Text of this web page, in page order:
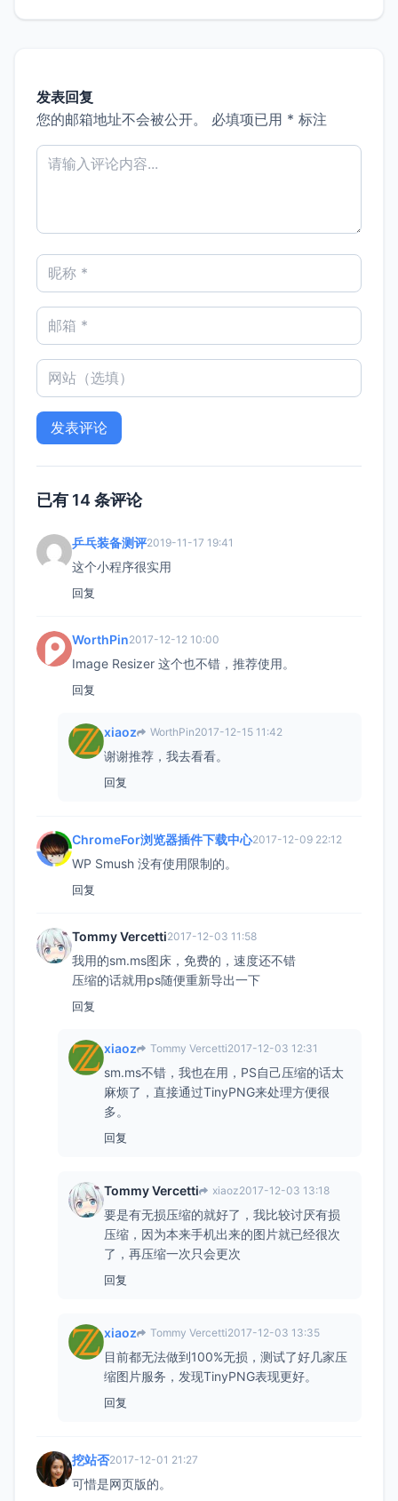
发表回复
您的邮箱地址不会被公开。
必填项已用 * 标注
已有 14 条评论
乒乓装备测评2019-11-17 19:41
这个小程序很实用
回复
WorthPin2017-12-12 10:00
Image Resizer 这个也不错，推荐使用。
回复
xiaoz WorthPin2017-12-15 11:42
谢谢推荐，我去看看。
回复
ChromeFor浏览器插件下载中心2017-12-09 22:12
WP Smush 没有使用限制的。
回复
Tommy Vercetti2017-12-03 11:58
我用的sm.ms图床，免费的，速度还不错
压缩的话就用ps随便重新导出一下
回复
xiaoz Tommy Vercetti2017-12-03 12:31
sm.ms不错，我也在用，PS自己压缩的话太
麻烦了，直接通过TinyPNG来处理方便很
多。
回复
Tommy Vercetti xiaoz2017-12-03 13:18
要是有无损压缩的就好了，我比较讨厌有损
压缩，因为本来手机出来的图片就已经很次
了，再压缩一次只会更次
回复
xiaoz Tommy Vercetti2017-12-03 13:35
目前都无法做到100%无损，测试了好几家压
缩图片服务，发现TinyPNG表现更好。
回复
挖站否2017-12-01 21:27
可惜是网页版的。